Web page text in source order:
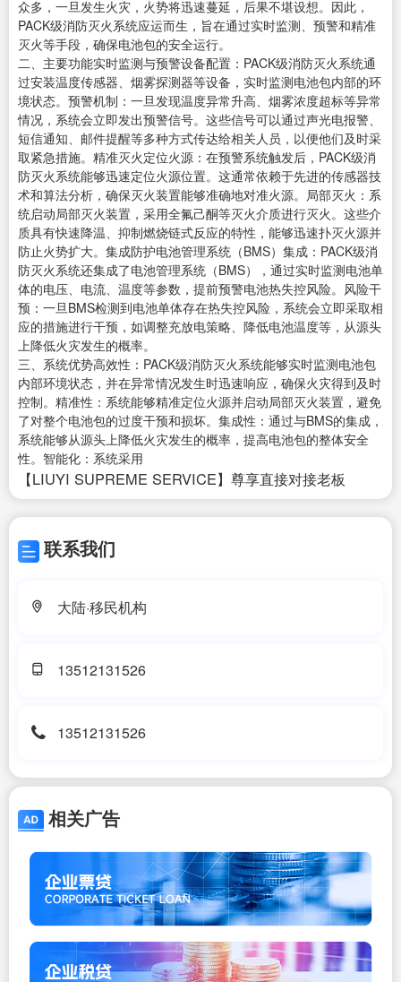
众多，一旦发生火灾，火势将迅速蔓延，后果不堪设想。因此，
PACK级消防灭火系统应运而生，旨在通过实时监测、预警和精准
灭火等手段，确保电池包的安全运行。
二、主要功能实时监测与预警设备配置：PACK级消防灭火系统通
过安装温度传感器、烟雾探测器等设备，实时监测电池包内部的环
境状态。预警机制：一旦发现温度异常升高、烟雾浓度超标等异常
情况，系统会立即发出预警信号。这些信号可以通过声光电报警、
短信通知、邮件提醒等多种方式传达给相关人员，以便他们及时采
取紧急措施。精准灭火定位火源：在预警系统触发后，PACK级消
防灭火系统能够迅速定位火源位置。这通常依赖于先进的传感器技
术和算法分析，确保灭火装置能够准确地对准火源。局部灭火：系
统启动局部灭火装置，采用全氟己酮等灭火介质进行灭火。这些介
质具有快速降温、抑制燃烧链式反应的特性，能够迅速扑灭火源并
防止火势扩大。集成防护电池管理系统（BMS）集成：PACK级消
防灭火系统还集成了电池管理系统（BMS），通过实时监测电池单
体的电压、电流、温度等参数，提前预警电池热失控风险。风险干
预：一旦BMS检测到电池单体存在热失控风险，系统会立即采取相
应的措施进行干预，如调整充放电策略、降低电池温度等，从源头
上降低火灾发生的概率。
三、系统优势高效性：PACK级消防灭火系统能够实时监测电池包
内部环境状态，并在异常情况发生时迅速响应，确保火灾得到及时
控制。精准性：系统能够精准定位火源并启动局部灭火装置，避免
了对整个电池包的过度干预和损坏。集成性：通过与BMS的集成，
系统能够从源头上降低火灾发生的概率，提高电池包的整体安全
性。智能化：系统采用
【LIUYI SUPREME SERVICE】尊享直接对接老板
联系我们
大陆·移民机构
13512131526
13512131526
相关广告